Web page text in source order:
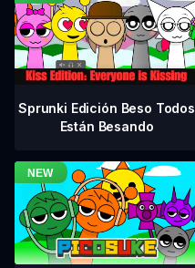
Sprunki Edición Beso Todos
Están Besando